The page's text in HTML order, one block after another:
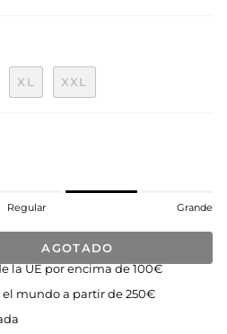
XL XXL
Regular Grande
AGOTADO
la UE por encima de 100€
mundo a partir de 250€